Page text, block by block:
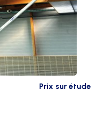
Prix sur étude